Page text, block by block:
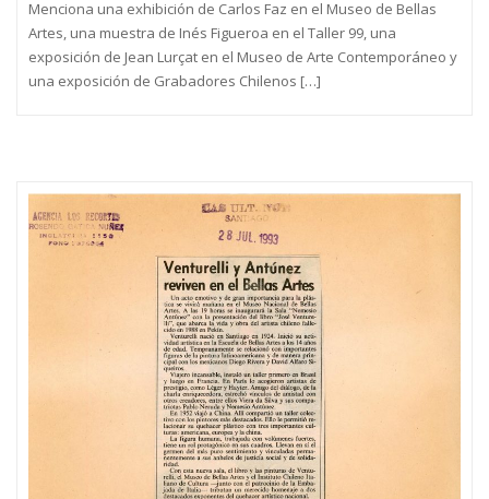
Menciona una exhibición de Carlos Faz en el Museo de Bellas
Artes, una muestra de Inés Figueroa en el Taller 99, una
exposición de Jean Lurçat en el Museo de Arte Contemporáneo y
una exposición de Grabadores Chilenos […]